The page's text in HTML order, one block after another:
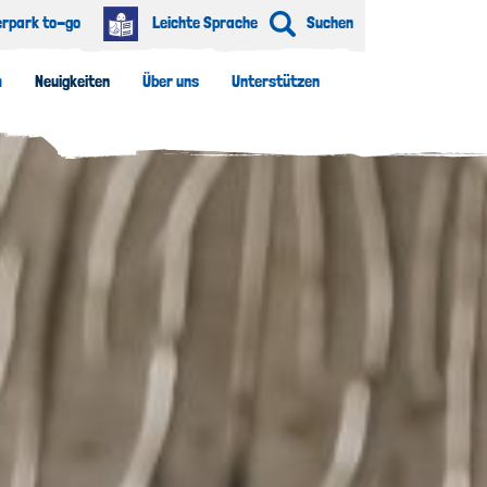
Neuigkeiten Über uns Unterstützen
to-go Leichte Sprache Suchen